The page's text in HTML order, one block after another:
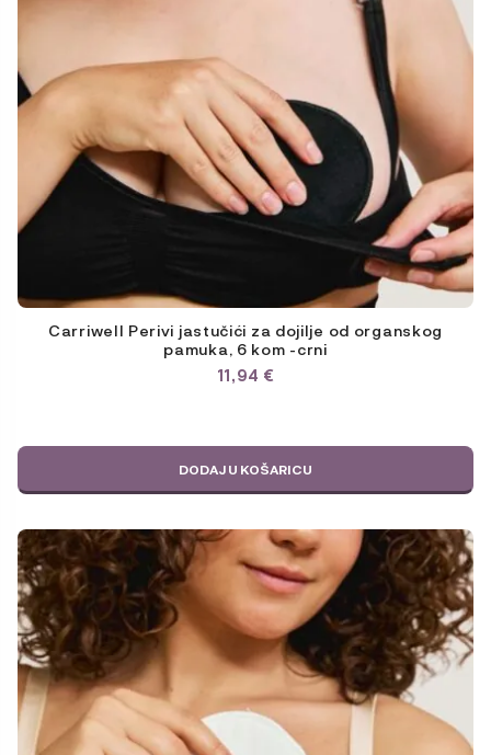
Carriwell Perivi jastučići za dojilje od organskog
pamuka, 6 kom -crni
11,94 €
DODAJ U KOŠARICU